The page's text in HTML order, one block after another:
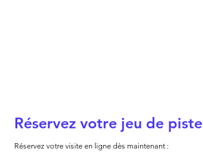
Réservez votre jeu de piste
Réservez votre visite en ligne dès maintenant :